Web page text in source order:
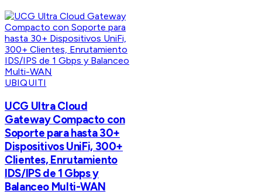
UBIQUITI
UCG Ultra Cloud
Gateway Compacto con
Soporte para hasta 30+
Dispositivos UniFi, 300+
Clientes, Enrutamiento
IDS/IPS de 1 Gbps y
Balanceo Multi-WAN